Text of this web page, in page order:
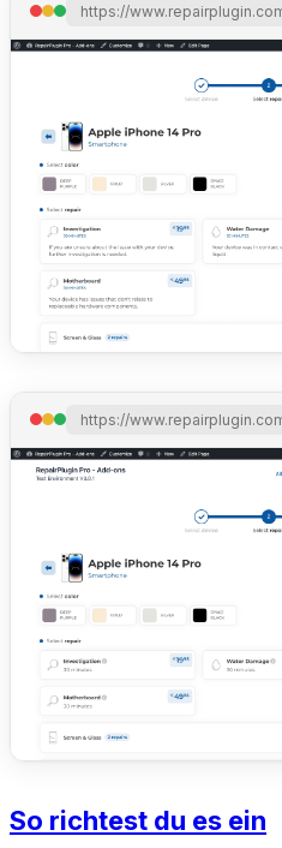
https://
https://
So richtest du es ein